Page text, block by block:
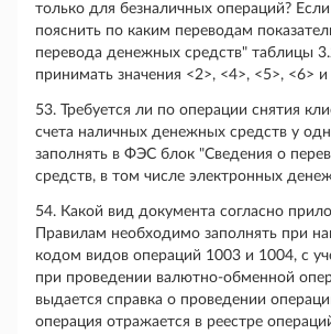
только для безналичных операций?
пояснить по каким переводам
перевода денежных средств" таблицы
принимать значения <2>, <4>, <5>, <6> и
53. Требуется ли по операции снятия
счета наличных денежных средств у
заполнять в ФЭС блок "Сведения о
средств, в том числе электронных
54. Какой вид документа согласно
Правилам необходимо заполнять при
кодом видов операций 1003 и 1004, с
при проведении валютно-обменной
выдается справка о проведении
операция отражается в реестре